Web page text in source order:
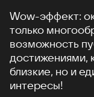
Wow-эффект:
только
возможность
достижениями,
близкие, но и
интересы!